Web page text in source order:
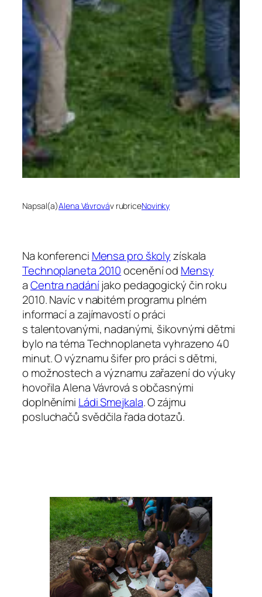
Napsal(a)Alena Vávrováv rubriceNovinky
Na konferenci Mensa pro školyzískala
Technoplaneta 2010ocenění od Mensy
aCentra nadáníjako pedagogický čin roku
2010. Navíc v nabitém programu plném
informací a zajímavostí o práci
s talentovanými, nadanými, šikovnými dětmi
bylo na téma Technoplaneta vyhrazeno 40
minut. O významu šifer pro práci s dětmi,
o možnostech a významu zařazení do výuky
hovořila Alena Vávrová s občasnými
doplněními Ládi Smejkala. O zájmu
posluchačů svědčila řada dotazů.